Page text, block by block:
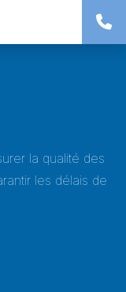
la qualité des
les délais de